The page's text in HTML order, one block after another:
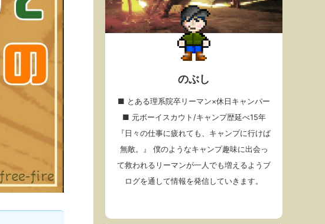
のぶし
■ とある理系院卒リーマン×休日キャンパー
■ 元ボーイスカウト/キャンプ歴延べ15年
『日々の仕事に疲れても、キャンプに行けば
無敵。』 僕のようなキャンプ趣味に出会っ
て救われるリーマンが一人でも増えるようブ
ログを通して情報を発信していきます。